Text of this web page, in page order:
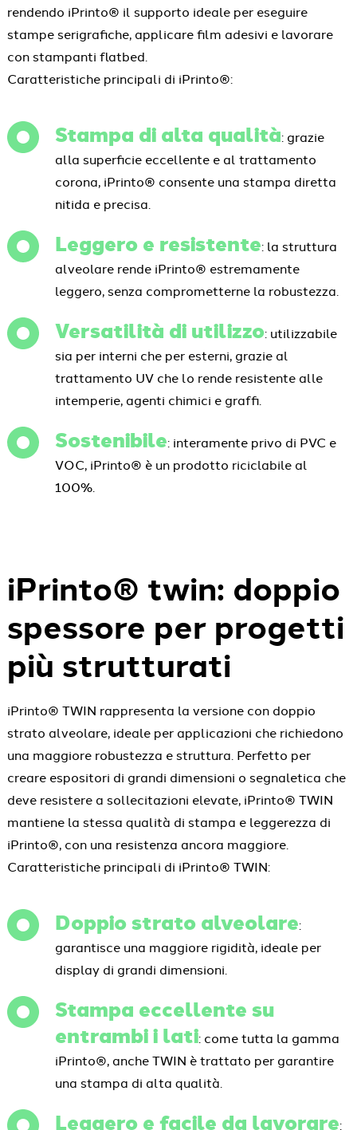
rendendo iPrinto® il supporto ideale per eseguire
stampe serigrafiche, applicare film adesivi e lavorare
con stampanti flatbed.
Caratteristiche principali di iPrinto®:
Stampa di alta qualità: grazie
alla superficie eccellente e al trattamento
corona, iPrinto® consente una stampa diretta
nitida e precisa.
Leggero e resistente: la struttura
alveolare rende iPrinto® estremamente
leggero, senza comprometterne la robustezza.
Versatilità di utilizzo: utilizzabile
sia per interni che per esterni, grazie al
trattamento UV che lo rende resistente alle
intemperie, agenti chimici e graffi.
Sostenibile: interamente privo di PVC e
VOC, iPrinto® è un prodotto riciclabile al
100%.
iPrinto® twin: doppio
spessore per progetti
più strutturati
iPrinto® TWIN rappresenta la versione con doppio
strato alveolare, ideale per applicazioni che richiedono
una maggiore robustezza e struttura. Perfetto per
creare espositori di grandi dimensioni o segnaletica che
deve resistere a sollecitazioni elevate, iPrinto® TWIN
mantiene la stessa qualità di stampa e leggerezza di
iPrinto®, con una resistenza ancora maggiore.
Caratteristiche principali di iPrinto® TWIN:
Doppio strato alveolare:
garantisce una maggiore rigidità, ideale per
display di grandi dimensioni.
Stampa eccellente su
entrambi i lati: come tutta la gamma
iPrinto®, anche TWIN è trattato per garantire
una stampa di alta qualità.
Leggero e facile da lavorare: